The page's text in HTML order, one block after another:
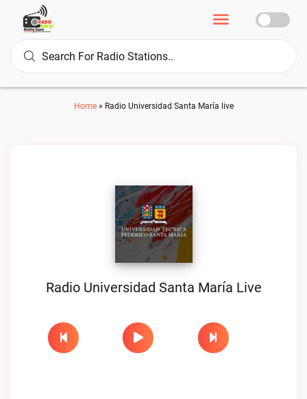
Home» Radio Universidad Santa María live
Radio Universidad Santa María Live